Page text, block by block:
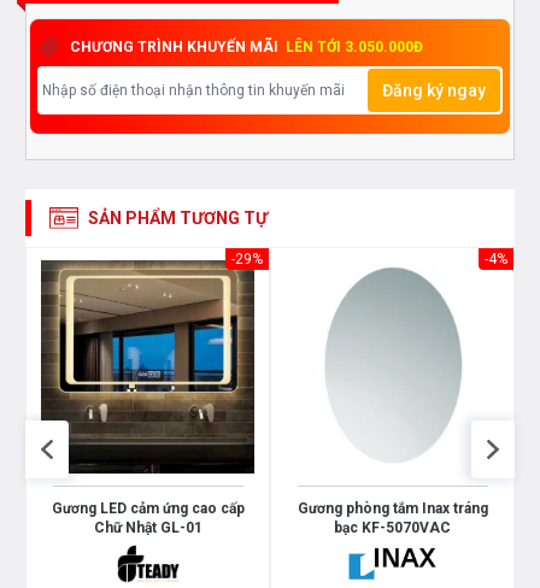
trực tiếp địa chỉ hệ thống của Bếp an toàn để được
tư vấn tốt nhất từ các nhân viên bán hàng của
chúng tôi
CHƯƠNG TRÌNH KHUYẾN MÃI LÊN TỚI 3.050.000Đ
Đăng ký ngay
SẢN PHẨM TƯƠNG TỰ
-29%
Gương LED cảm ứng cao cấp
Chữ Nhật GL-01
-4%
Gương phòng tắm Inax tráng
bạc KF-5070VAC